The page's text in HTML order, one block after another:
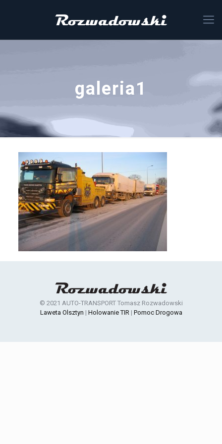
galeria1
© 2021 AUTO-TRANSPORT Tomasz Rozwadowski
Laweta Olsztyn | Holowanie TIR| Pomoc Drogowa